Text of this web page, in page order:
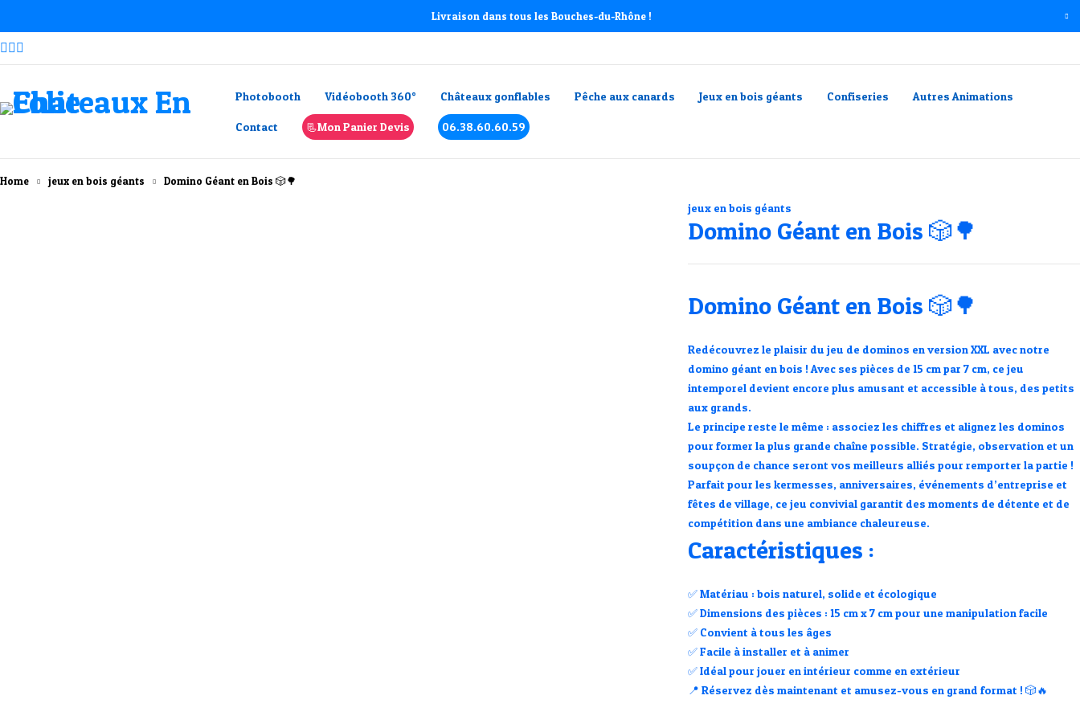
Livraison dans tous les Bouches-du-Rhône !
Photobooth Vidéobooth 360° Châteaux gonflables Pêche aux canards Jeux en bois géants Confiseries Autres Animations
Contact 📃Mon Panier Devis 06.38.60.60.59
Home jeux en bois géants Domino Géant en Bois 🎲🌳
jeux en bois géants
Domino Géant en Bois 🎲🌳
Domino Géant en Bois 🎲🌳
Redécouvrez le plaisir dujeu de dominos enversion XXL avec notre
domino géant en bois ! Avec sespièces de 15 cm par 7 cm, ce jeu
intemporel devient encore plus amusant et accessible à tous, des petits
aux grands.
Le principe reste le même : associez les chiffres et alignez les dominos
pour former la plus grande chaîne possible. Stratégie, observation et un
soupçon de chance seront vos meilleurs alliés pour remporter la partie !
Parfait pour leskermesses, anniversaires, événements d’entreprise et
fêtes de village, ce jeu convivial garantit des moments de détente et de
compétition dans une ambiance chaleureuse.
Caractéristiques :
✅Matériau : bois naturel, solide et écologique
✅Dimensions des pièces : 15 cm x 7 cm pour une manipulation facile
✅ Convient à tous les âges
✅Facile à installer et à animer
✅Idéal pour jouer en intérieur comme en extérieur
📍Réservez dès maintenant et amusez-vous en grand format ! 🎲🔥